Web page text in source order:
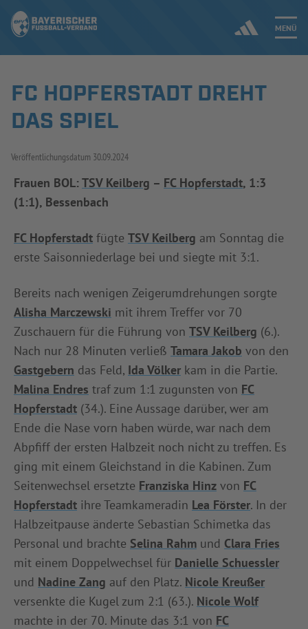
MENÜ
Jetzt einloggen
SPIELBETRIEB & VERBANDSLEBEN
AUSBILDUNG & FÖRDERUNG
DER VERBAND
INFOTHEK SPIELPLUS
FC HOPFERSTADT DREHT
DAS SPIEL
Veröffentlichungsdatum 30.09.2024
Frauen BOL: TSV Keilberg – FC Hopferstadt, 1:3
(1:1), Bessenbach
FC Hopferstadt fügte TSV Keilberg am Sonntag die
erste Saisonniederlage bei und siegte mit 3:1.
Bereits nach wenigen Zeigerumdrehungen sorgte
Alisha Marczewski mit ihrem Treffer vor 70
Zuschauern für die Führung von TSV Keilberg (6.).
Nach nur 28 Minuten verließ Tamara Jakob von den
Gastgebern das Feld, Ida Völker kam in die Partie.
Malina Endres traf zum 1:1 zugunsten von FC
Hopferstadt (34.). Eine Aussage darüber, wer am
Ende die Nase vorn haben würde, war nach dem
Abpfiff der ersten Halbzeit noch nicht zu treffen. Es
ging mit einem Gleichstand in die Kabinen. Zum
Seitenwechsel ersetzte Franziska Hinz von FC
Hopferstadt ihre Teamkameradin Lea Förster. In der
Halbzeitpause änderte Sebastian Schimetka das
Personal und brachte Selina Rahm und Clara Fries
mit einem Doppelwechsel für Danielle Schuessler
und Nadine Zang auf den Platz. Nicole Kreußer
versenkte die Kugel zum 2:1 (63.). Nicole Wolf
machte in der 70. Minute das 3:1 von FC